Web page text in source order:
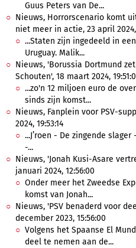
Guus Peters van De...
Nieuws, Horrorscenario komt
niet meer in actie, 23 april 2024,
...Staten zijn ingedeeld in
Uruguay. Malik...
Nieuws, 'Borussia Dortmund
Schouten', 18 maart 2024,
...zo'n 12 miljoen euro de
sinds zijn komst...
Nieuws, Fanplein voor PSV-
2024, 19:53:14
...J’roen - De zingende slager
-...
Nieuws, 'Jonah Kusi-Asare
januari 2024, 12:56:00
Onder meer het Zweedse
komst van Jonah...
Nieuws, 'PSV benaderd voor
december 2023, 15:56:00
Volgens het Spaanse El
deel te nemen aan de...